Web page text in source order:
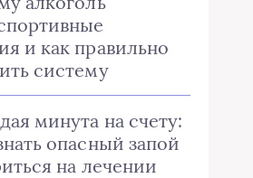
и как правильно
систему
минута на счету:
опасный запой
на лечении